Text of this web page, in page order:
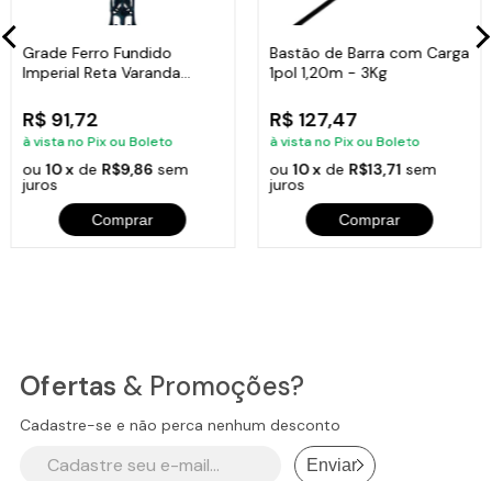
Grade Ferro Fundido
Imperial Reta Varanda
R$ 91,72
à vista no Pix ou Boleto
ou10 x de R$9,86 sem
juros
Comprar
Bastão de Barra com Carga
1pol 1,20m - 3Kg
R$ 127,47
à vista no Pix ou Boleto
ou 10 x de R$13,71 sem
juros
Comprar
Ofertas & Promoções?
Cadastre-se e não perca nenhum desconto
Enviar